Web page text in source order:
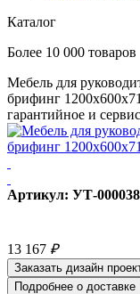
Каталог
Более 10 000 товаров
Мебель для
брифинг
гарантийное и
Артикул: УТ-
13 167 ₽
Заказать дизайн
Подробнее о доставке